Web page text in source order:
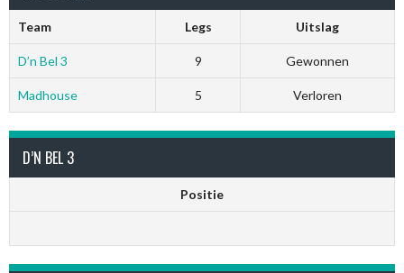
Team Legs Uitslag
D’n Bel 3 9 Gewonnen
Madhouse 5 Verloren
D’N BEL 3
Positie